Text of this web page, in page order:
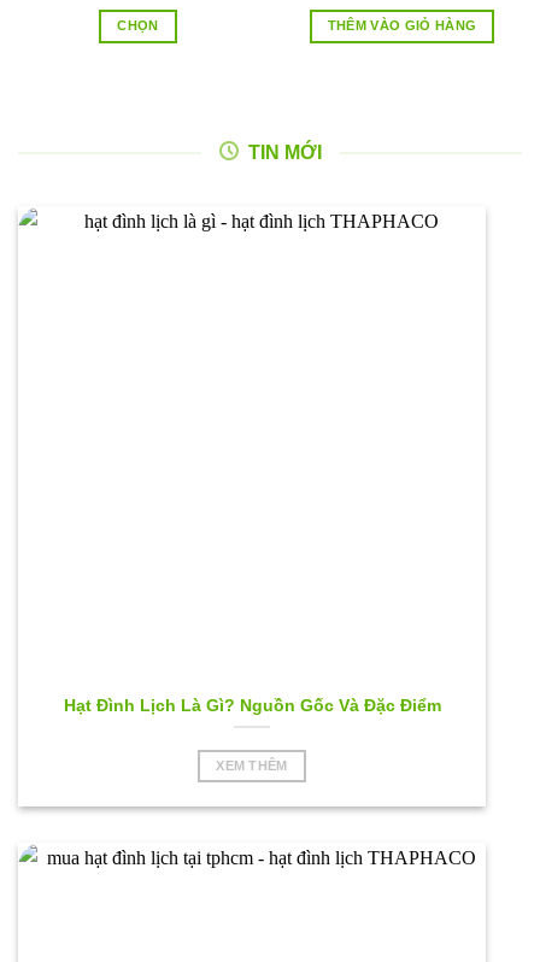
VND160,000
CHỌN
nhiều
Các
THÊM VÀO GIỎ HÀNG
TIN MỚI
Hạt Đình Lịch Là Gì? Nguồn Gốc Và Đặc Điểm
XEM THÊM